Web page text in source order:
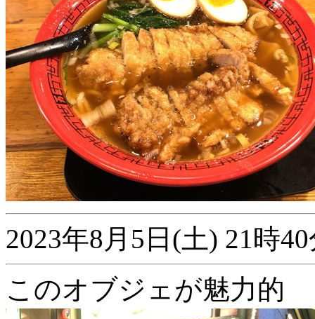
2023年8月5日(土) 21時
このオブジェが魅力的